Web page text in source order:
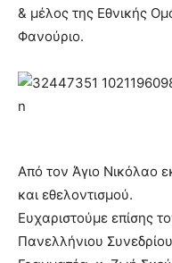
& μέλος της Εθνικής
Φανούριο.
Από τον Άγιο Νικόλαο
και εθελοντισμού.
Ευχαριστούμε επίσης
Πανελλήνιου